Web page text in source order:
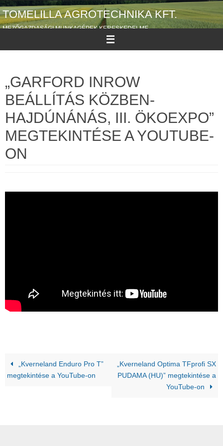
Megszakítás
TOMELILLA AGROTECHNIKA KFT.
MEZŐGAZDASÁGI MUNKAGÉPEK KERESKEDELME
„GARFORD INROW
BEÁLLÍTÁS KÖZBEN-
HAJDÚNÁNÁS, III. ÖKOEXPO”
MEGTEKINTÉSE A YOUTUBE-
ON
„Kverneland Enduro Pro T”
megtekintése a YouTube-on
„Kverneland Optima TFprofi SX
PUDAMA (HU)” megtekintése a
YouTube-on